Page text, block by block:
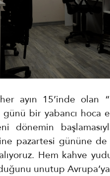
ayın 15’inde olan “
günü bir yabancı hoca
dönemin
pazartesi gününe
Hem kahve
unutup